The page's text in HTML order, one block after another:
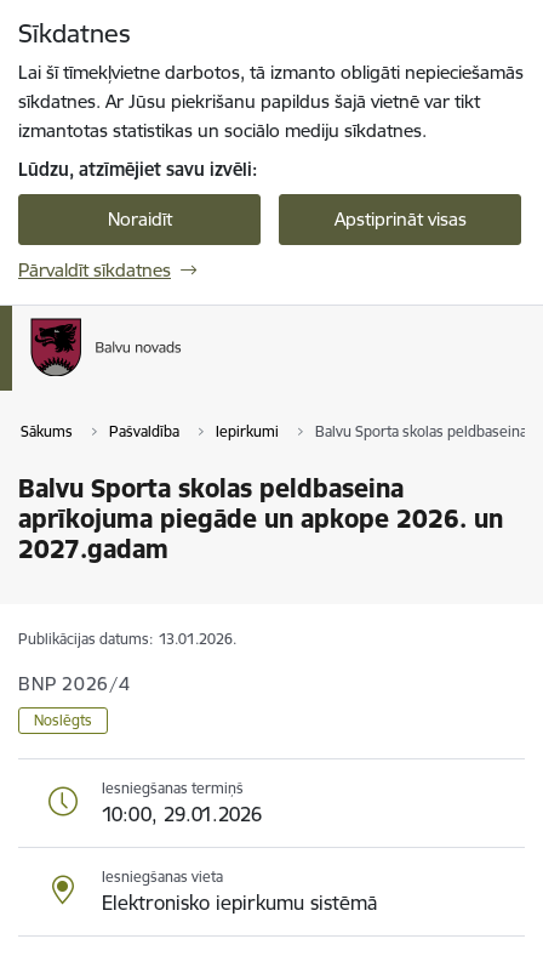
Sīkdatnes
Lai šī tīmekļvietne darbotos, tā izmanto obligāti nepieciešamās
sīkdatnes. Ar Jūsu piekrišanu papildus šajā vietnē var tikt
izmantotas statistikas un sociālo mediju sīkdatnes.
Lūdzu, atzīmējiet savu izvēli:
Noraidīt Apstiprināt visas
Pārvaldīt sīkdatnes
Sākums Pašvaldība Iepirkumi Balvu Sporta skolas peldbaseina
Balvu Sporta skolas peldbaseina
aprīkojuma piegāde un apkope 2026. un
2027.gadam
Publikācijas datums: 13.01.2026.
BNP 2026/4
Noslēgts
Iesniegšanas termiņš
10:00, 29.01.2026
Iesniegšanas vieta
Elektronisko iepirkumu sistēmā